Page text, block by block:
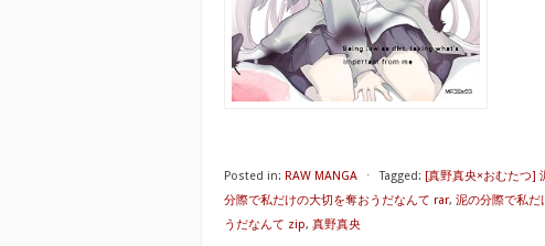
Posted in: RAW MANGA ⋅ Tagged: [真野真央×おむたつ]
分際で私だけの大切を奪おうだなんて rar, 泥の分際で私だ
うだなんて zip, 真野真央